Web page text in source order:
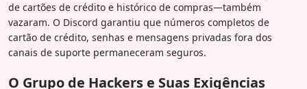
de cartões de crédito e histórico de compras—também
vazaram. O Discord garantiu que números completos de
cartão de crédito, senhas e mensagens privadas fora dos
canais de suporte permaneceram seguros.
O Grupo de Hackers e Suas Exigências